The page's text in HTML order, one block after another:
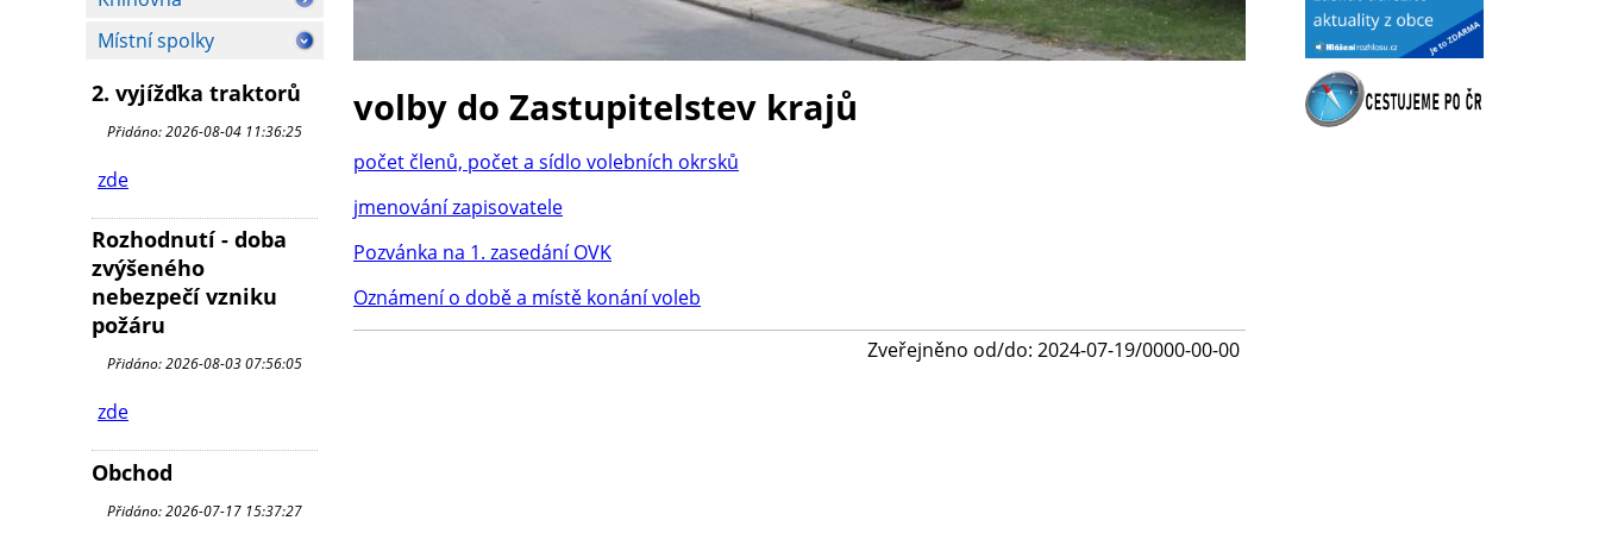
Místní spolky
2. vyjížďka traktorů
Přidáno: 2026-08-04 11:36:25
zde
Rozhodnutí - doba
zvýšeného
nebezpečí vzniku
požáru
Přidáno: 2026-08-03 07:56:05
zde
Obchod
Přidáno: 2026-07-17 15:37:27
volby do Zastupitelstev krajů
počet členů, počet a sídlo volebních okrsků
jmenování zapisovatele
Pozvánka na 1. zasedání OVK
Oznámení o době a místě konání voleb
Zveřejněno od/do: 2024-07-19/0000-00-00